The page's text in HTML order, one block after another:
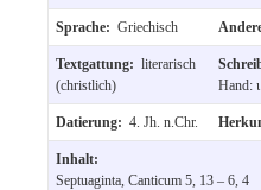
Sprache: Griechisch
Textgattung: literarisch
(christlich)
Hand:
Datierung: 4. Jh. n.Chr.
Inhalt:
Septuaginta, Canticum 5, 13 – 6, 4